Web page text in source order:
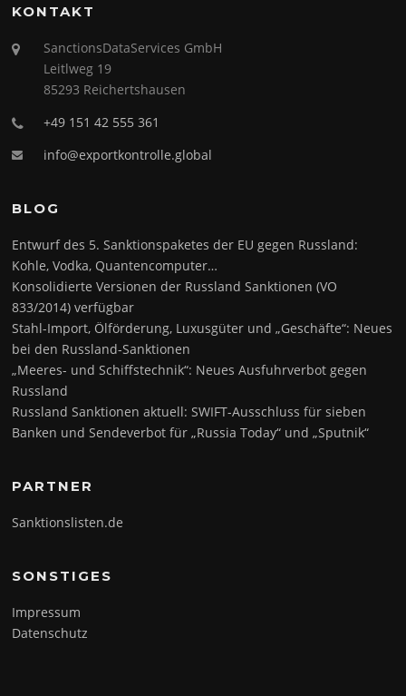
KONTAKT
SanctionsDataServices GmbH
Leitlweg 19
85293 Reichertshausen
+49 151 42 555 361
info@exportkontrolle.global
BLOG
Entwurf des 5. Sanktionspaketes der EU gegen Russland:
Kohle, Vodka, Quantencomputer…
Konsolidierte Versionen der Russland Sanktionen (VO
833/2014) verfügbar
Stahl-Import, Ölförderung, Luxusgüter und „Geschäfte“: Neues
bei den Russland-Sanktionen
„Meeres- und Schiffstechnik“: Neues Ausfuhrverbot gegen
Russland
Russland Sanktionen aktuell: SWIFT-Ausschluss für sieben
Banken und Sendeverbot für „Russia Today“ und „Sputnik“
PARTNER
Sanktionslisten.de
SONSTIGES
Impressum
Datenschutz